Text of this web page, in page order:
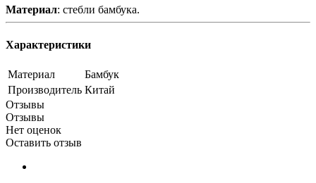
Материал: стебли бамбука.
Характеристики
Материал
Бамбук
Производитель Китай
Отзывы
Отзывы
Нет оценок
Оставить отзыв